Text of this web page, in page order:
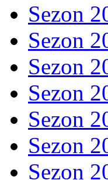
Sezon
Sezon
Sezon
Sezon
Sezon
Sezon
Sezon